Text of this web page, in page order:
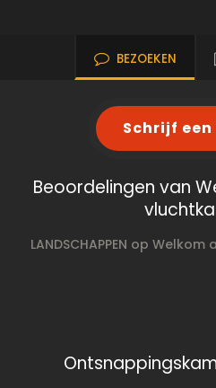
BEZOEKEN
Schrijf
Beoordelingen van
LANDSCHAPPEN op